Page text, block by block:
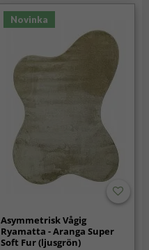
Novinka
Asymmetrisk Vågig
Ryamatta - Aranga Super
Soft Fur (ljusgrön)